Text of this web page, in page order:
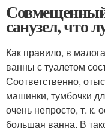
санузел, что
Как правило, в
ванны с туалетом
Соответственно,
машинки, тумбочки
очень непросто, т. к.
большая ванна. В